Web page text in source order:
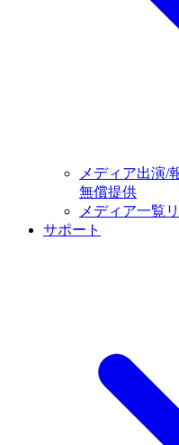
メディア出演/
無償提供
メディア一覧
サポート